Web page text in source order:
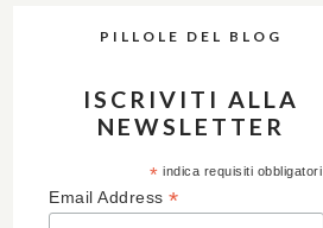
PILLOLE DEL BLOG
ISCRIVITI ALLA
NEWSLETTER
* indica requisiti obbligatori
Email Address *